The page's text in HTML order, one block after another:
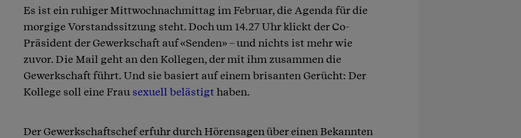
Artikel teilen
Es ist ein ruhiger Mittwochnachmittag im Februar, die Agenda für die
morgige Vorstandssitzung steht. Doch um 14.27 Uhr klickt der Co-
Präsident der Gewerkschaft auf «Senden» – und nichts ist mehr wie
zuvor. Die Mail geht an den Kollegen, der mit ihm zusammen die
Gewerkschaft führt. Und sie basiert auf einem brisanten Gerücht: Der
Kollege soll eine Frau sexuell belästigthaben.
Der Gewerkschaftschef erfuhr durch Hörensagen über einen Bekannten